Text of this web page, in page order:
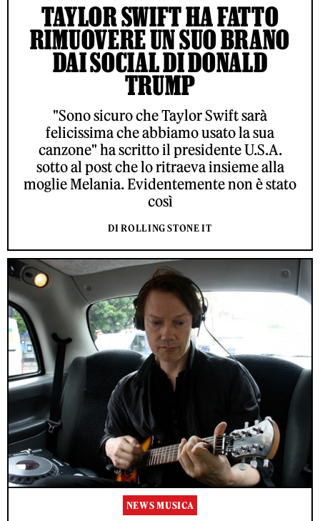
TAYLOR SWIFT HA FATTO
RIMUOVERE UN SUO BRANO
DAI SOCIAL DI DONALD
TRUMP
"Sono sicuro che Taylor Swift sarà
felicissima che abbiamo usato la sua
canzone" ha scritto il presidente U.S.A.
sotto al post che lo ritraeva insieme alla
moglie Melania. Evidentemente non è stato
così
DI ROLLING STONE IT
NEWS MUSICA